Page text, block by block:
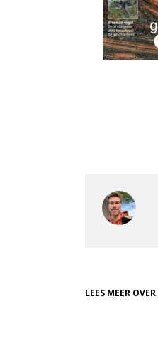
LEES MEER OVER